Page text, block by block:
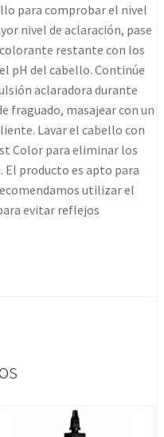
para comprobar el nivel
nivel de aclaración, pase
restante con los
pH del cabello. Continúe
aclaradora durante
fraguado, masajear con un
Lavar el cabello con
Color para eliminar los
El producto es apto para
utilizar el
evitar reflejos